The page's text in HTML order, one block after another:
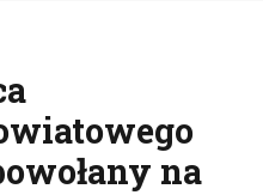
na